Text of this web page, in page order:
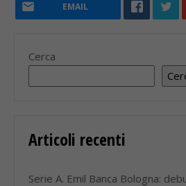
EMAIL
Cerca
Articoli recenti
Serie A. Emil Banca Bologna: